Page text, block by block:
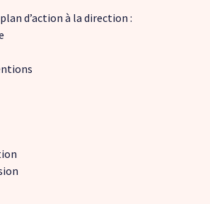
d’action à la direction :